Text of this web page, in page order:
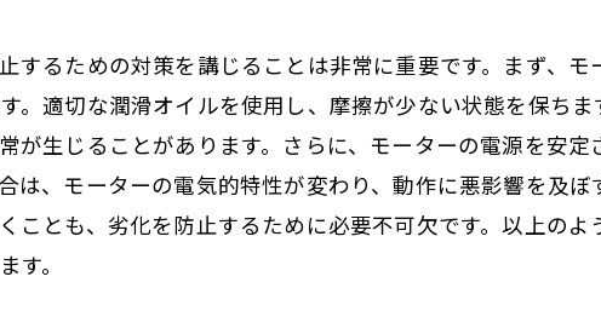
するための対策を講じることは非常に重要です。まず、
。適切な潤滑オイルを使用し、摩擦が少ない状態を保ち
が生じることがあります。さらに、モーターの電源を安
は、モーターの電気的特性が変わり、動作に悪影響を及
ことも、劣化を防止するために必要不可欠です。以上の
す。